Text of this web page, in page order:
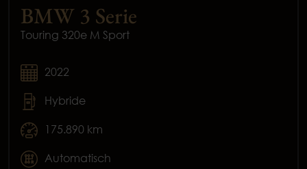
BMW 3 Serie
Touring 320e M Sport
2022
Hybride
175.890 km
Automatisch